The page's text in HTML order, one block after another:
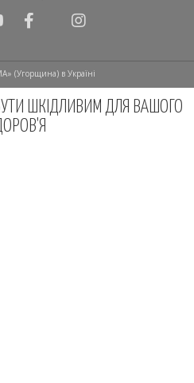
(Угорщина) в Україні
ШКІДЛИВИМ ДЛЯ ВАШОГО